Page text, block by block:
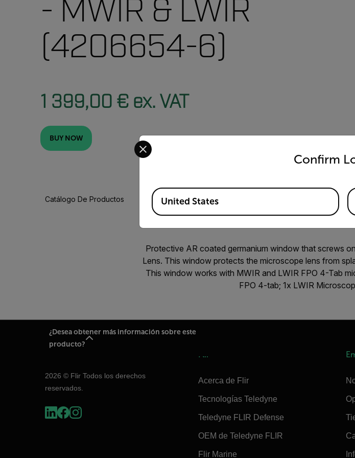
- MWIR & LWIR
(4206654-6)
1 399,00 € ex. VAT
BUY NOW
Catálogo De Productos
Protective AR coated germanium window that screws
Lens. This window protects the microscope lens from
This window works with MWIR and LWIR FPO 4-Tab
FPO 4-tab; 1x LWIR
¿Desea obtener más información sobre este
producto?
2026 © Flir Todos los derechos
reservados.
Flir
Acerca de Flir
Tecnologías Teledyne
Teledyne FLIR Defense
OEM de Teledyne FLIR
Flir Marine
Confirm
Select your preferred country and language from the
Available Locations
United States